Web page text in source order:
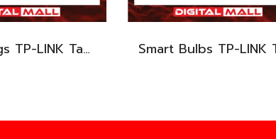
Smart Plugs TP-LINK Tapo P100 (2-pack) ปลั๊กไฟ WIFI